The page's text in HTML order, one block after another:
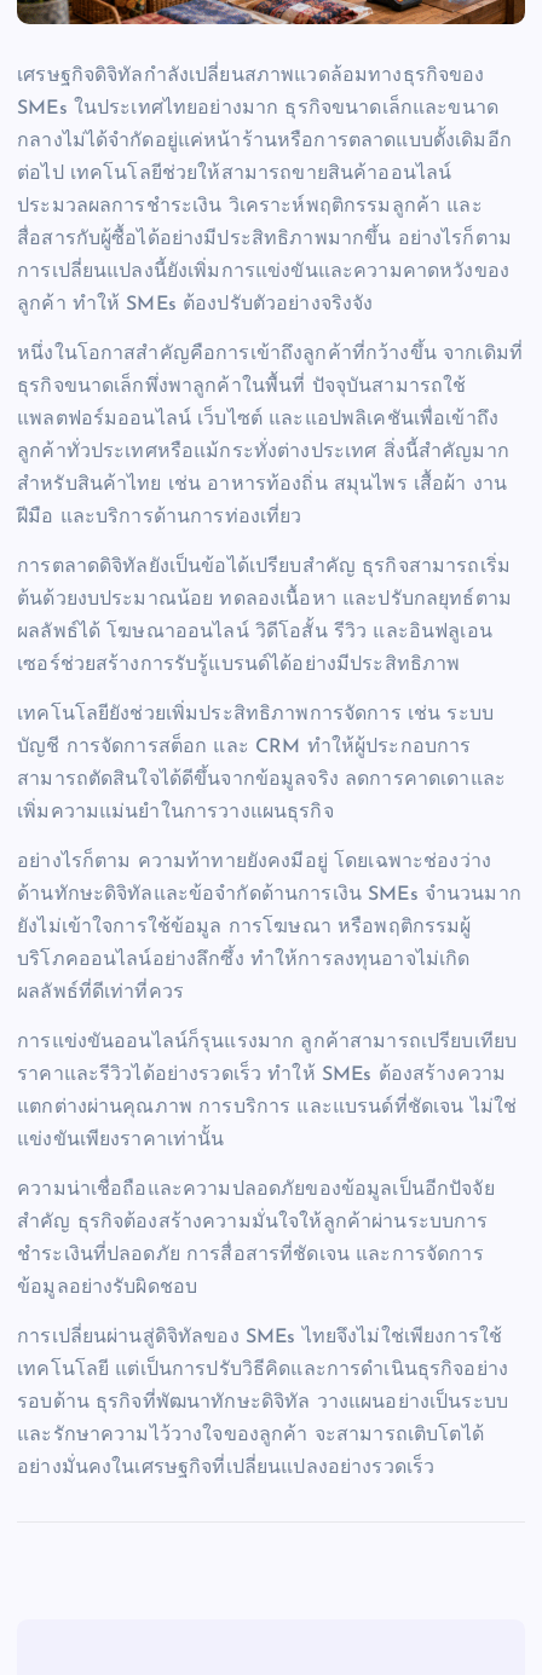
เศรษฐกิจดิจิทัลกำลังเปลี่ยนสภาพแวดล้อมทางธุรกิจของ
SMEs ในประเทศไทยอย่างมาก ธุรกิจขนาดเล็กและขนาด
กลางไม่ได้จำกัดอยู่แค่หน้าร้านหรือการตลาดแบบดั้งเดิมอีก
ต่อไป เทคโนโลยีช่วยให้สามารถขายสินค้าออนไลน์
ประมวลผลการชำระเงิน วิเคราะห์พฤติกรรมลูกค้า และ
สื่อสารกับผู้ซื้อได้อย่างมีประสิทธิภาพมากขึ้น อย่างไรก็ตาม
การเปลี่ยนแปลงนี้ยังเพิ่มการแข่งขันและความคาดหวังของ
ลูกค้า ทำให้ SMEs ต้องปรับตัวอย่างจริงจัง
หนึ่งในโอกาสสำคัญคือการเข้าถึงลูกค้าที่กว้างขึ้น จากเดิมที่
ธุรกิจขนาดเล็กพึ่งพาลูกค้าในพื้นที่ ปัจจุบันสามารถใช้
แพลตฟอร์มออนไลน์ เว็บไซต์ และแอปพลิเคชันเพื่อเข้าถึง
ลูกค้าทั่วประเทศหรือแม้กระทั่งต่างประเทศ สิ่งนี้สำคัญมาก
สำหรับสินค้าไทย เช่น อาหารท้องถิ่น สมุนไพร เสื้อผ้า งาน
ฝีมือ และบริการด้านการท่องเที่ยว
การตลาดดิจิทัลยังเป็นข้อได้เปรียบสำคัญ ธุรกิจสามารถเริ่ม
ต้นด้วยงบประมาณน้อย ทดลองเนื้อหา และปรับกลยุทธ์ตาม
ผลลัพธ์ได้ โฆษณาออนไลน์ วิดีโอสั้น รีวิว และอินฟลูเอน
เซอร์ช่วยสร้างการรับรู้แบรนด์ได้อย่างมีประสิทธิภาพ
เทคโนโลยียังช่วยเพิ่มประสิทธิภาพการจัดการ เช่น ระบบ
บัญชี การจัดการสต็อก และ CRM ทำให้ผู้ประกอบการ
สามารถตัดสินใจได้ดีขึ้นจากข้อมูลจริง ลดการคาดเดาและ
เพิ่มความแม่นยำในการวางแผนธุรกิจ
อย่างไรก็ตาม ความท้าทายยังคงมีอยู่ โดยเฉพาะช่องว่าง
ด้านทักษะดิจิทัลและข้อจำกัดด้านการเงิน SMEs จำนวนมาก
ยังไม่เข้าใจการใช้ข้อมูล การโฆษณา หรือพฤติกรรมผู้
บริโภคออนไลน์อย่างลึกซึ้ง ทำให้การลงทุนอาจไม่เกิด
ผลลัพธ์ที่ดีเท่าที่ควร
การแข่งขันออนไลน์ก็รุนแรงมาก ลูกค้าสามารถเปรียบเทียบ
ราคาและรีวิวได้อย่างรวดเร็ว ทำให้ SMEs ต้องสร้างความ
แตกต่างผ่านคุณภาพ การบริการ และแบรนด์ที่ชัดเจน ไม่ใช่
แข่งขันเพียงราคาเท่านั้น
ความน่าเชื่อถือและความปลอดภัยของข้อมูลเป็นอีกปัจจัย
สำคัญ ธุรกิจต้องสร้างความมั่นใจให้ลูกค้าผ่านระบบการ
ชำระเงินที่ปลอดภัย การสื่อสารที่ชัดเจน และการจัดการ
ข้อมูลอย่างรับผิดชอบ
การเปลี่ยนผ่านสู่ดิจิทัลของ SMEs ไทยจึงไม่ใช่เพียงการใช้
เทคโนโลยี แต่เป็นการปรับวิธีคิดและการดำเนินธุรกิจอย่าง
รอบด้าน ธุรกิจที่พัฒนาทักษะดิจิทัล วางแผนอย่างเป็นระบบ
และรักษาความไว้วางใจของลูกค้า จะสามารถเติบโตได้
อย่างมั่นคงในเศรษฐกิจที่เปลี่ยนแปลงอย่างรวดเร็ว